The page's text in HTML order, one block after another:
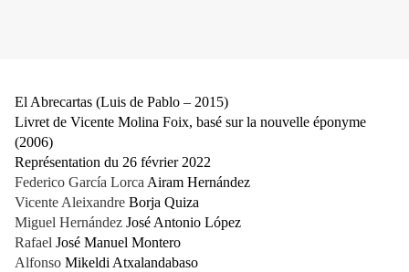
El Abrecartas (Luis de Pablo – 2015)
Livret de Vicente Molina Foix, basé sur la nouvelle éponyme
(2006)
Représentation du 26 février 2022
Federico García Lorca Airam Hernández
Vicente Aleixandre Borja Quiza
Miguel Hernández José Antonio López
Rafael José Manuel Montero
Alfonso Mikeldi Atxalandabaso